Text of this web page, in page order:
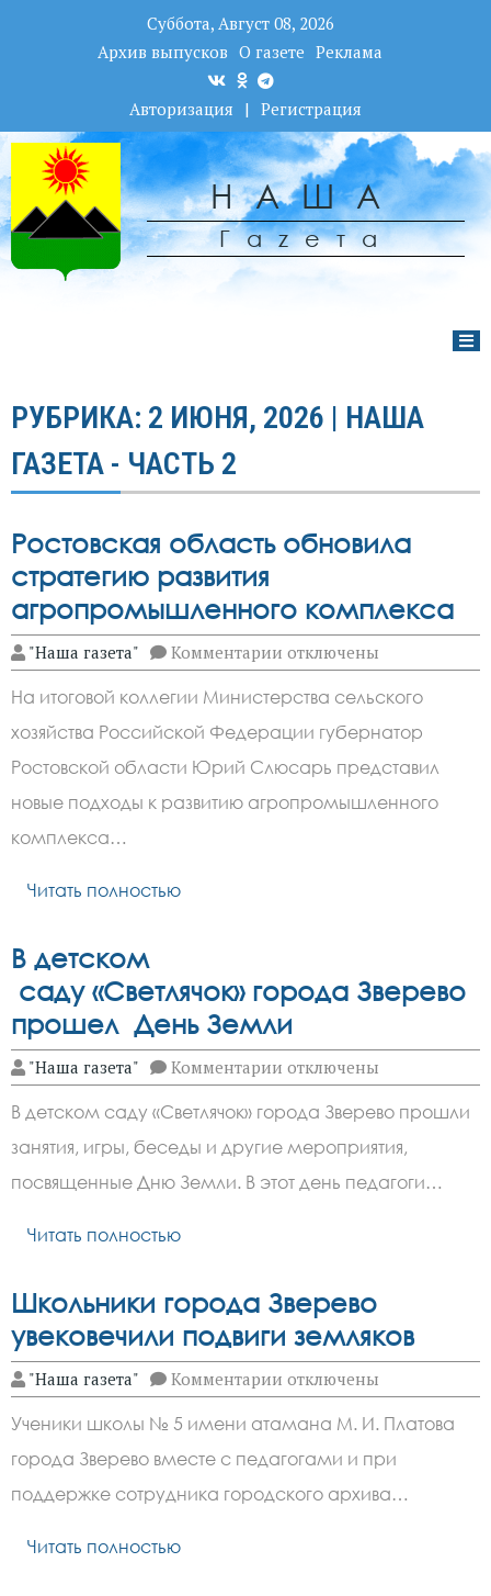
Суббота, Август 08, 2026
Архив выпусков О газете Реклама
Авторизация | Регистрация
НАША
Гаzета
РУБРИКА: 2 ИЮНЯ, 2026 | НАША
ГАЗЕТА - ЧАСТЬ 2
Ростовская область обновила
стратегию развития
агропромышленного комплекса
"Наша газета" Комментарии к
записи
область
обновила
стратегию
развития
агропромышленного
комплекса
отключены
На итоговой коллегии Министерства сельского
хозяйства Российской Федерации губернатор
Ростовской области Юрий Слюсарь представил
новые подходы к развитию агропромышленного
комплекса…
Читать полностью
В детском
саду «Светлячок» города Зверево
прошел День Земли
"Наша газета" Комментарии к
записи
детском
саду «Светлячок» города
Зверево
прошел
День Земли
отключены
В детском саду «Светлячок» города Зверево прошли
занятия, игры, беседы и другие мероприятия,
посвященные Дню Земли. В этот день педагоги…
Читать полностью
Школьники города Зверево
увековечили подвиги земляков
"Наша газета" Комментарии к
записи
Школьники
города
Зверево
увековечили
подвиги
земляков
отключены
Ученики школы № 5 имени атамана М. И. Платова
города Зверево вместе с педагогами и при
поддержке сотрудника городского архива…
Читать полностью